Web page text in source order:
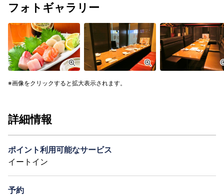
フォトギャラリー
画像をクリックすると拡大表示されます。
詳細情報
ポイント利用可能なサービス
イートイン
予約